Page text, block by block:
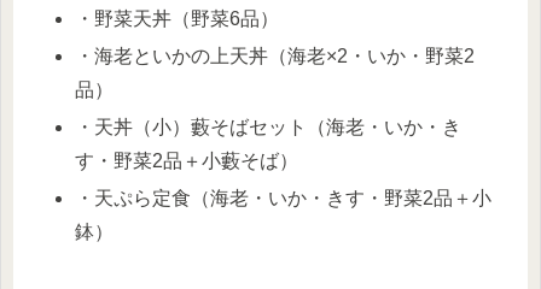
・野菜天丼（野菜6品）
・海老といかの上天丼（海老×2・いか・野菜2
品）
・天丼（小）藪そばセット（海老・いか・き
す・野菜2品＋小藪そば）
・天ぷら定食（海老・いか・きす・野菜2品＋小
鉢）